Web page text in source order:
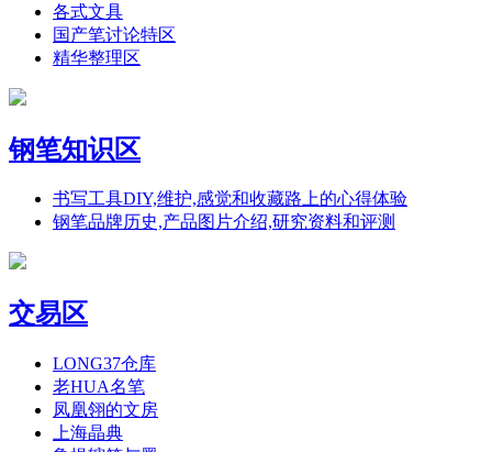
各式文具
国产笔讨论特区
精华整理区
钢笔知识区
书写工具DIY,维护,感觉和收藏路上的心得体验
钢笔品牌历史,产品图片介绍,研究资料和评测
交易区
LONG37仓库
老HUA名笔
凤凰翎的文房
上海晶典